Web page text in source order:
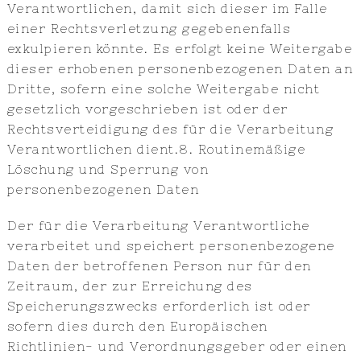
Verantwortlichen, damit sich dieser im Falle
einer Rechtsverletzung gegebenenfalls
exkulpieren könnte. Es erfolgt keine Weitergabe
dieser erhobenen personenbezogenen Daten an
Dritte, sofern eine solche Weitergabe nicht
gesetzlich vorgeschrieben ist oder der
Rechtsverteidigung des für die Verarbeitung
Verantwortlichen dient.8. Routinemäßige
Löschung und Sperrung von
personenbezogenen Daten
Der für die Verarbeitung Verantwortliche
verarbeitet und speichert personenbezogene
Daten der betroffenen Person nur für den
Zeitraum, der zur Erreichung des
Speicherungszwecks erforderlich ist oder
sofern dies durch den Europäischen
Richtlinien- und Verordnungsgeber oder einen